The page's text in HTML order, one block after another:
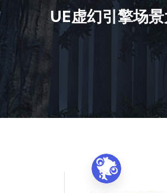
UE虚幻引擎场